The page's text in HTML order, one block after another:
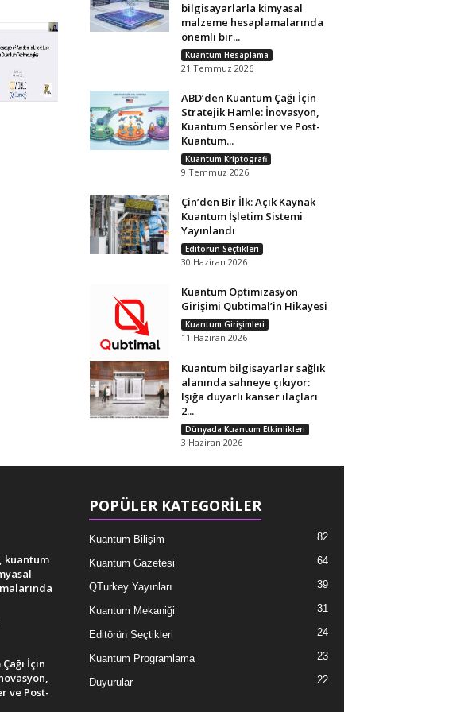
bilgisayarlarla kimyasal
malzeme hesaplamalarında
önemli bir...
Kuantum Hesaplama
21 Temmuz 2026
ABD’den Kuantum Çağı İçin
Stratejik Hamle: İnovasyon,
Kuantum Sensörler ve Post-
Kuantum...
Kuantum Kriptografi
9 Temmuz 2026
Çin’den Bir İlk: Açık Kaynak
Kuantum İşletim Sistemi
Yayınlandı
Editörün Seçtikleri
30 Haziran 2026
Kuantum Optimizasyon
Girişimi Qubtimal’in Hikayesi
Kuantum Girişimleri
11 Haziran 2026
Kuantum bilgisayarlar sağlık
alanında sahneye çıkıyor:
Işığa duyarlı kanser ilaçları
2...
Dünyada Kuantum Etkinlikleri
3 Haziran 2026
kuantum
İçin
ve Post-
POPÜLER KATEGORİLER
Kuantum Bilişim 82
Kuantum Gazetesi 64
QTurkey Yayınları 39
Kuantum Mekaniği 31
Editörün Seçtikleri 24
Kuantum Programlama 23
Duyurular 22